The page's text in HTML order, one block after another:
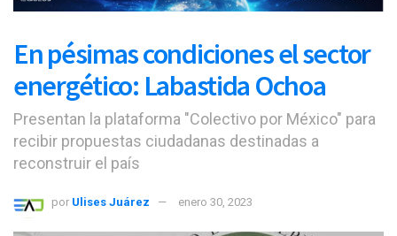
En pésimas condiciones el sector
energético: Labastida Ochoa
Presentan la plataforma "Colectivo por México" para
recibir propuestas ciudadanas destinadas a
reconstruir el país
por Ulises Juárez enero 30, 2023